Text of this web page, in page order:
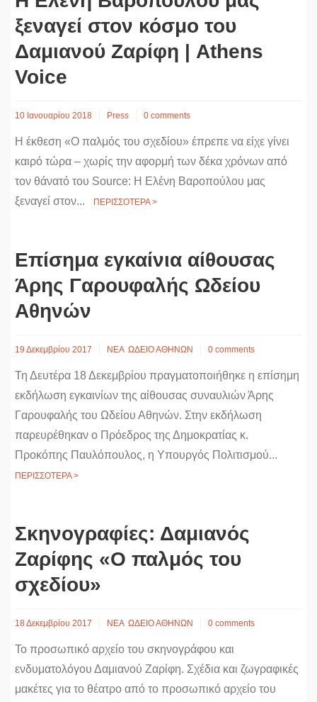
ξεναγεί στον κόσμο του
Δαμιανού Ζαρίφη | Athens
Voice
10 Ιανουαρίου 2018 Press 0 comments
Η έκθεση «Ο παλμός του σχεδίου» έπρεπε να είχε γίνει
καιρό τώρα – χωρίς την αφορμή των δέκα χρόνων από
τον θάνατό του Source: Η Ελένη Βαροπούλου μας
ξεναγεί στον...
ΠΕΡΙΣΣΟΤΕΡΑ >
Eπίσημα εγκαίνια αίθουσας
Άρης Γαρουφαλής Ωδείου
Αθηνών
19 Δεκεμβρίου 2017 ΝΕΑ ΩΔΕΙΟ ΑΘΗΝΩΝ 0 comments
Τη Δευτέρα 18 Δεκεμβρίου πραγματοποιήθηκε η επίσημη
εκδήλωση εγκαινίων της αίθουσας συναυλιών Άρης
Γαρουφαλής του Ωδείου Αθηνών. Στην εκδήλωση
παρευρέθηκαν ο Πρόεδρος της Δημοκρατίας κ.
Προκόπης Παυλόπουλος, η Υπουργός Πολιτισμού...
ΠΕΡΙΣΣΟΤΕΡΑ >
Σκηνογραφίες: Δαμιανός
Ζαρίφης «Ο παλμός του
σχεδίου»
18 Δεκεμβρίου 2017 ΝΕΑ ΩΔΕΙΟ ΑΘΗΝΩΝ 0 comments
Το προσωπικό αρχείο του σκηνογράφου και
ενδυματολόγου Δαμιανού Ζαρίφη. Σχέδια και ζωγραφικές
μακέτες για το θέατρο από το προσωπικό αρχείο του